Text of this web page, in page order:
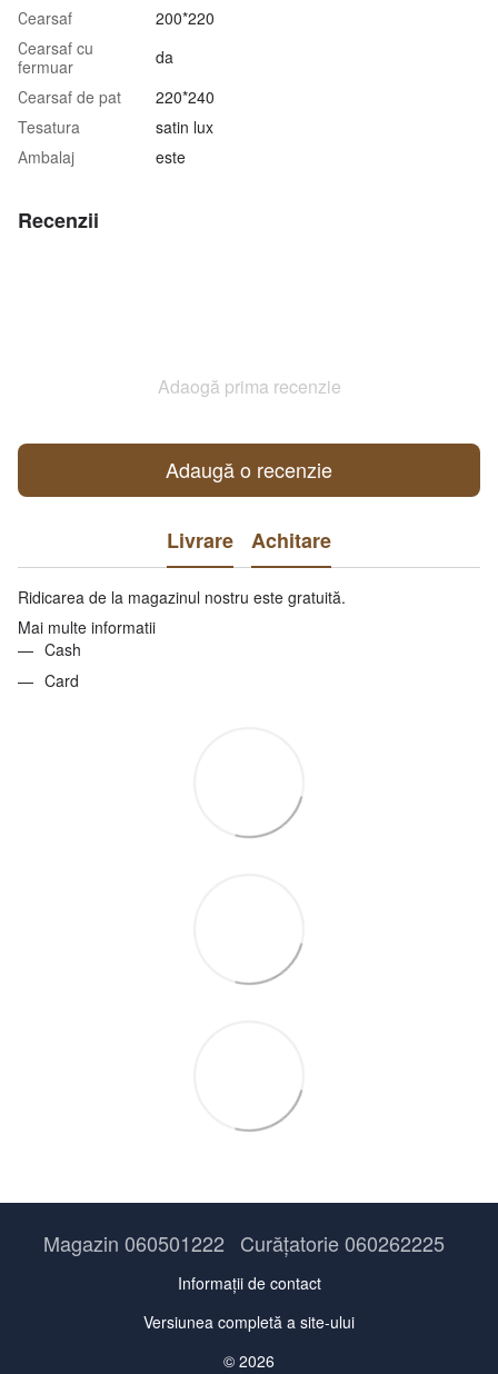
Сearsaf
200*220
Сearsaf cu
fermuar
da
Сearsaf de pat
220*240
Tesatura
satin lux
Аmbalaj
este
Recenzii
Adaogă prima recenzie
Adaugă o recenzie
Livrare Achitare
Ridicarea de la magazinul nostru este gratuită.
Mai multe informatii
Cash
Card
Magazin 060501222 Curățatorie 060262225
Informații de contact
Versiunea completă a site-ului
© 2026